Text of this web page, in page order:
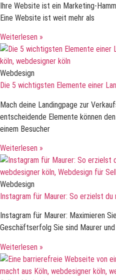
Ihre Website ist ein Marketing-
Eine Website ist weit mehr als
Weiterlesen »
Webdesign
Die 5 wichtigsten Elemente einer
Mach deine Landingpage zur
entscheidende Elemente können
einem Besucher
Weiterlesen »
Webdesign
Instagram für Maurer: So erzielst du
Instagram für Maurer: Maximieren
Geschäftserfolg Sie sind Maurer
Weiterlesen »